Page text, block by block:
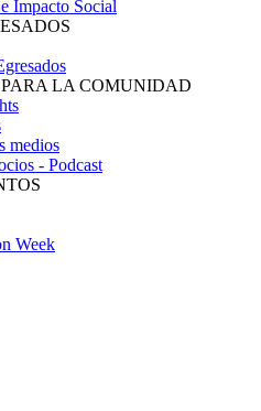
Impacto Social
LA COMUNIDAD
medios
- Podcast
Week